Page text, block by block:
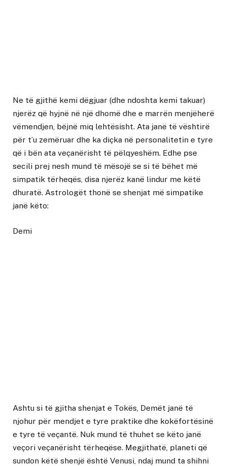
Ne të gjithë kemi dëgjuar (dhe ndoshta kemi takuar)
njerëz që hyjnë në një dhomë dhe e marrën menjëherë
vëmendjen, bëjnë miq lehtësisht. Ata janë të vështirë
për t’u zemëruar dhe ka diçka në personalitetin e tyre
që i bën ata veçanërisht të pëlqyeshëm. Edhe pse
secili prej nesh mund të mësojë se si të bëhet më
simpatik tërheqës, disa njerëz kanë lindur me këtë
dhuratë. Astrologët thonë se shenjat më simpatike
janë këto:
Demi
Ashtu si të gjitha shenjat e Tokës, Demët janë të
njohur për mendjet e tyre praktike dhe kokëfortësinë
e tyre të veçantë. Nuk mund të thuhet se këto janë
veçori veçanërisht tërheqëse. Megjithatë, planeti që
sundon këtë shenjë është Venusi, ndaj mund ta shihni